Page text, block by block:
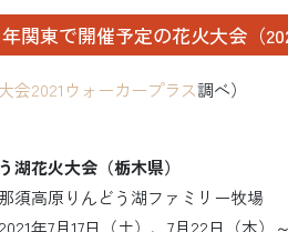
年関東で開催予定の花火大会（
会2021ウォーカープラス調べ）
湖花火大会（栃木県）
須高原りんどう湖ファミリー牧場
年7月17日（土）、7月22日（木